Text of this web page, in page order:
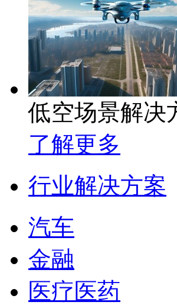
低空场景解决
了解更多
行业解决方案
汽车
金融
医疗医药